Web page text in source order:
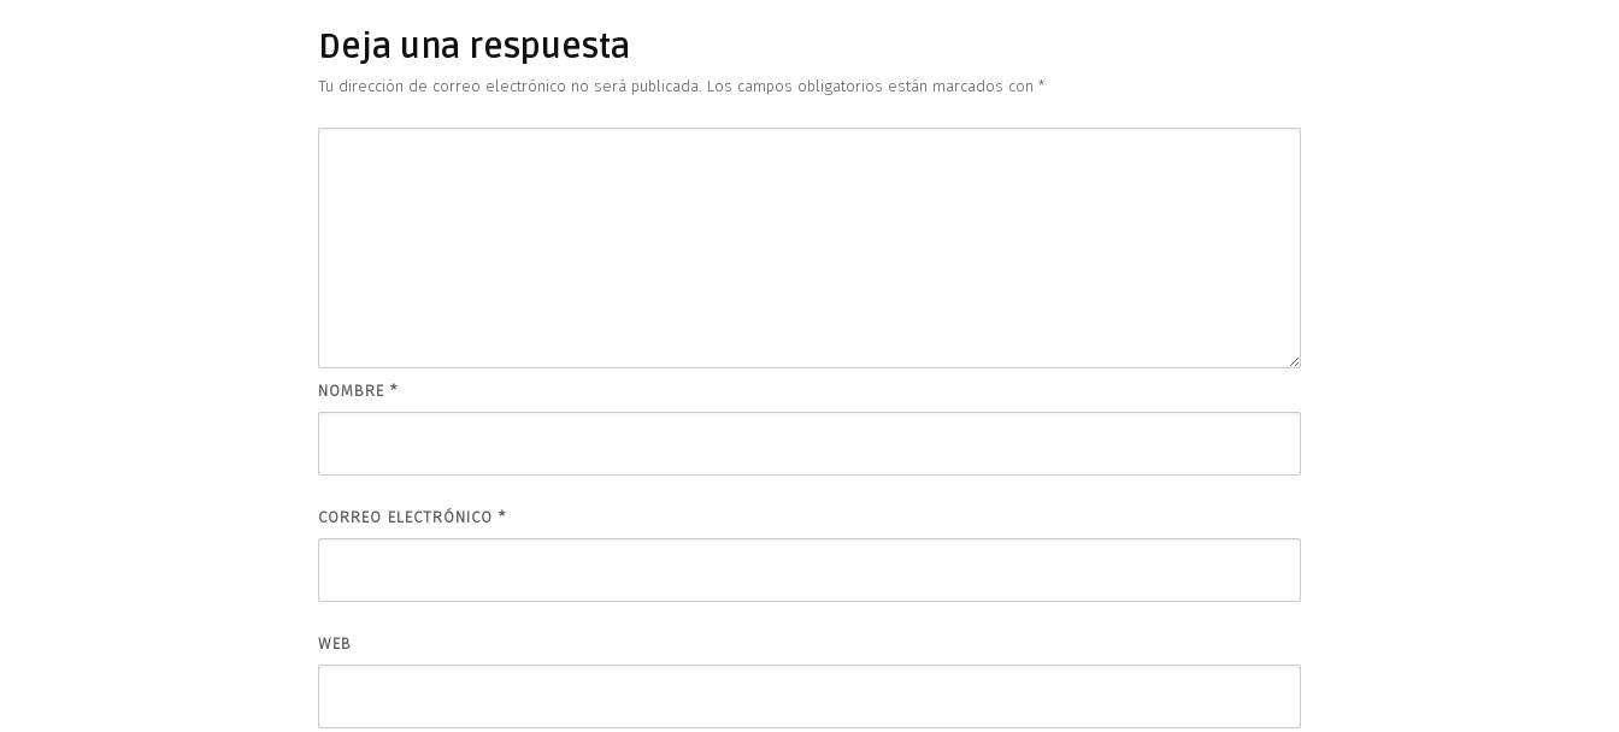
Deja una respuesta
Tu dirección de correo electrónico no será publicada. Los campos obligatorios están marcados con *
NOMBRE *
CORREO ELECTRÓNICO *
WEB